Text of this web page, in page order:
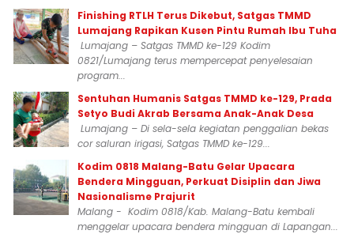
Finishing RTLH Terus Dikebut, Satgas TMMD
Lumajang Rapikan Kusen Pintu Rumah Ibu Tuha
Lumajang – Satgas TMMD ke-129 Kodim
0821/Lumajang terus mempercepat penyelesaian
program...
Sentuhan Humanis Satgas TMMD ke-129, Prada
Setyo Budi Akrab Bersama Anak-Anak Desa
Lumajang – Di sela-sela kegiatan penggalian bekas
cor saluran irigasi, Satgas TMMD ke-129...
Kodim 0818 Malang-Batu Gelar Upacara
Bendera Mingguan, Perkuat Disiplin dan Jiwa
Nasionalisme Prajurit
Malang - Kodim 0818/Kab. Malang-Batu kembali
menggelar upacara bendera mingguan di Lapangan...